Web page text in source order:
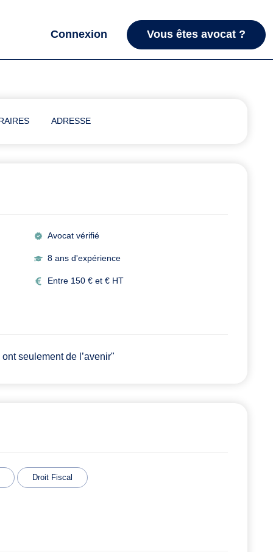
Connexion Vous êtes avocat ?
ADRESSE
Avocat vérifié
8 ans d'expérience
Entre 150 € et € HT
seulement de l’avenir"
Droit Fiscal